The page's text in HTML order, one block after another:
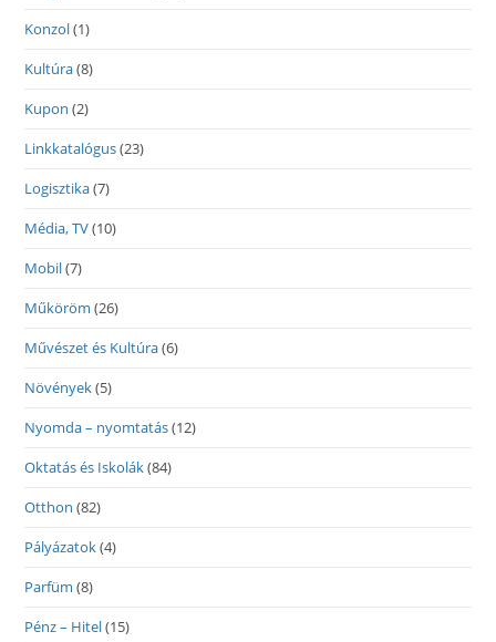
Konzol(1)
Kultúra(8)
Kupon (2)
Linkkatalógus(23)
Logisztika(7)
Média, TV(10)
Mobil(7)
Műköröm (26)
Művészet és Kultúra(6)
Növények(5)
Nyomda – nyomtatás(12)
Oktatás és Iskolák(84)
Otthon (82)
Pályázatok(4)
Parfüm (8)
Pénz – Hitel(15)